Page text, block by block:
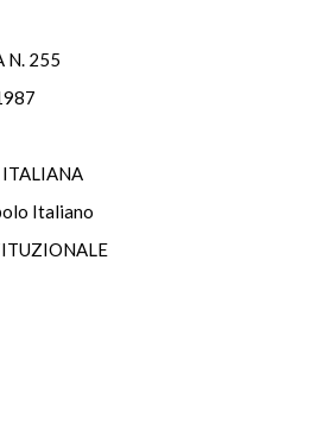
N. 255
ITALIANA
Italiano